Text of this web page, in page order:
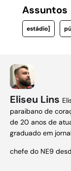
Assuntos
estádio]
Eliseu Lins
paraibano de
de 20 anos de
graduado em
chefe do NE9